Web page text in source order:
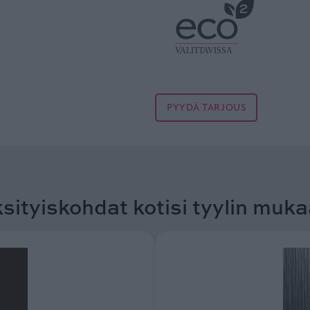
PYYDÄ TARJOUS
kotisi tyylin